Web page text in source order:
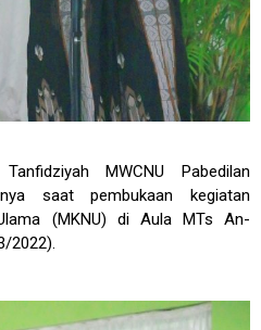
MWCNU Pabedilan
saat pembukaan kegiatan
(MKNU) di Aula MTs An-
2022).